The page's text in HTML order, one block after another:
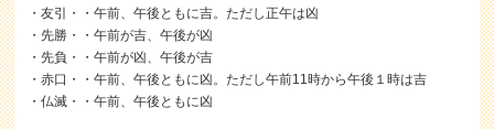
・友引・・午前、午後ともに吉。ただし正午は凶
・先勝・・午前が吉、午後が凶
・先負・・午前が凶、午後が吉
・赤口・・午前、午後ともに凶。ただし午前11時から午後１時は吉
・仏滅・・午前、午後ともに凶